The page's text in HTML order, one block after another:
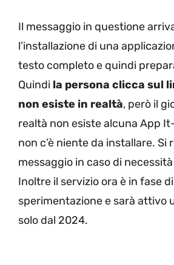
Il messaggio in questione
l’installazione di una
testo completo e quindi
Quindi la persona clicca sul
non esiste in realtà, però il
realtà non esiste alcuna App
non c’è niente da installare. Si
messaggio in caso di
Inoltre il servizio ora è in fase di
sperimentazione e sarà attivo
solo dal 2024.